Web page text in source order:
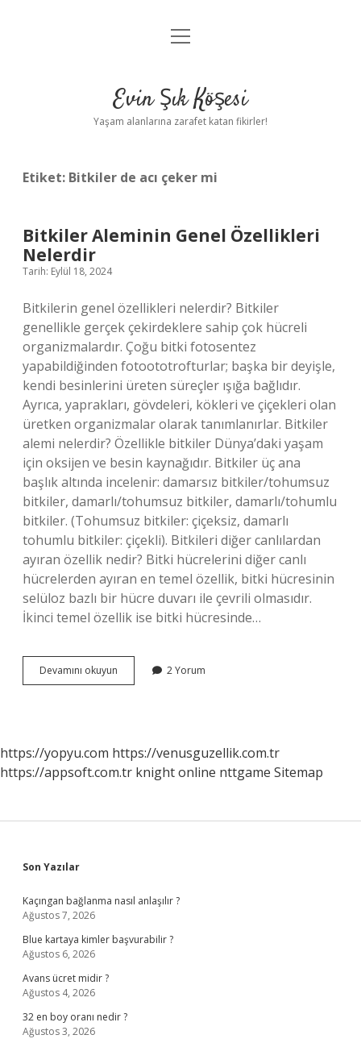
Anasayfa
Yasal Uyarı
menüyü
Evin Şık Köşesi
Yaşam alanlarına zarafet katan fikirler!
Etiket: Bitkiler de acı çeker mi
Bitkiler Aleminin Genel Özellikleri
Nelerdir
Tarih: Eylül 18, 2024
Bitkilerin genel özellikleri nelerdir? Bitkiler
genellikle gerçek çekirdeklere sahip çok hücreli
organizmalardır. Çoğu bitki fotosentez
yapabildiğinden fotoototrofturlar; başka bir deyişle,
kendi besinlerini üreten süreçler ışığa bağlıdır.
Ayrıca, yaprakları, gövdeleri, kökleri ve çiçekleri olan
üretken organizmalar olarak tanımlanırlar. Bitkiler
alemi nelerdir? Özellikle bitkiler Dünya’daki yaşam
için oksijen ve besin kaynağıdır. Bitkiler üç ana
başlık altında incelenir: damarsız bitkiler/tohumsuz
bitkiler, damarlı/tohumsuz bitkiler, damarlı/tohumlu
bitkiler. (Tohumsuz bitkiler: çiçeksiz, damarlı
tohumlu bitkiler: çiçekli). Bitkileri diğer canlılardan
ayıran özellik nedir? Bitki hücrelerini diğer canlı
hücrelerden ayıran en temel özellik, bitki hücresinin
selüloz bazlı bir hücre duvarı ile çevrili olmasıdır.
İkinci temel özellik ise bitki hücresinde…
Devamını okuyun
Aleminin
2 Yorum
https://yopyu.com https://venusguzellik.com.tr
https://appsoft.com.tr knight online nttgame Sitemap
Sidebar
Son Yazılar
Kaçıngan bağlanma nasıl anlaşılır ?
Ağustos 7, 2026
Blue kartaya kimler başvurabilir ?
Ağustos 6, 2026
Avans ücret midir ?
Ağustos 4, 2026
32 en boy oranı nedir ?
Ağustos 3, 2026